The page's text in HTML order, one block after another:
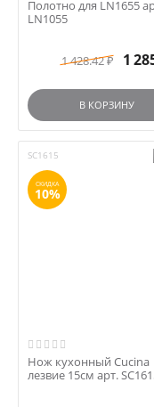
Полотно для LN1655
LN1055
1 428.42 ₽ 1
В КОРЗИНУ
SC1615
СКИДКА
10%
Нож кухонный Cucina
лезвие 15см арт.